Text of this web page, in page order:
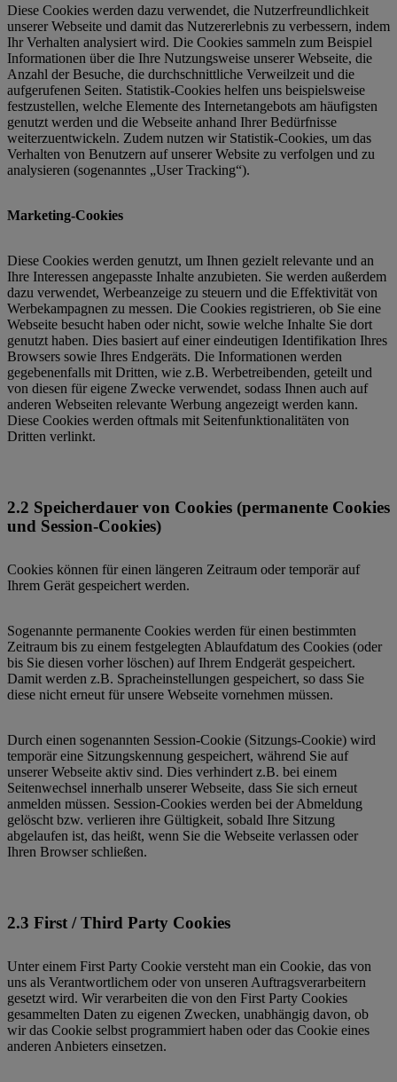
Diese Cookies werden dazu verwendet, die Nutzerfreundlichkeit
unserer Webseite und damit das Nutzererlebnis zu verbessern, indem
Ihr Verhalten analysiert wird. Die Cookies sammeln zum Beispiel
Informationen über die Ihre Nutzungsweise unserer Webseite, die
Anzahl der Besuche, die durchschnittliche Verweilzeit und die
aufgerufenen Seiten. Statistik-Cookies helfen uns beispielsweise
festzustellen, welche Elemente des Internetangebots am häufigsten
genutzt werden und die Webseite anhand Ihrer Bedürfnisse
weiterzuentwickeln. Zudem nutzen wir Statistik-Cookies, um das
Verhalten von Benutzern auf unserer Website zu verfolgen und zu
analysieren (sogenanntes „User Tracking“).
Marketing-Cookies
Diese Cookies werden genutzt, um Ihnen gezielt relevante und an
Ihre Interessen angepasste Inhalte anzubieten. Sie werden außerdem
dazu verwendet, Werbeanzeige zu steuern und die Effektivität von
Werbekampagnen zu messen. Die Cookies registrieren, ob Sie eine
Webseite besucht haben oder nicht, sowie welche Inhalte Sie dort
genutzt haben. Dies basiert auf einer eindeutigen Identifikation Ihres
Browsers sowie Ihres Endgeräts. Die Informationen werden
gegebenenfalls mit Dritten, wie z.B. Werbetreibenden, geteilt und
von diesen für eigene Zwecke verwendet, sodass Ihnen auch auf
anderen Webseiten relevante Werbung angezeigt werden kann.
Diese Cookies werden oftmals mit Seitenfunktionalitäten von
Dritten verlinkt.
2.2 Speicherdauer von Cookies (permanente Cookies
und Session-Cookies)
Cookies können für einen längeren Zeitraum oder temporär auf
Ihrem Gerät gespeichert werden.
Sogenannte permanente Cookies werden für einen bestimmten
Zeitraum bis zu einem festgelegten Ablaufdatum des Cookies (oder
bis Sie diesen vorher löschen) auf Ihrem Endgerät gespeichert.
Damit werden z.B. Spracheinstellungen gespeichert, so dass Sie
diese nicht erneut für unsere Webseite vornehmen müssen.
Durch einen sogenannten Session-Cookie (Sitzungs-Cookie) wird
temporär eine Sitzungskennung gespeichert, während Sie auf
unserer Webseite aktiv sind. Dies verhindert z.B. bei einem
Seitenwechsel innerhalb unserer Webseite, dass Sie sich erneut
anmelden müssen. Session-Cookies werden bei der Abmeldung
gelöscht bzw. verlieren ihre Gültigkeit, sobald Ihre Sitzung
abgelaufen ist, das heißt, wenn Sie die Webseite verlassen oder
Ihren Browser schließen.
2.3 First / Third Party Cookies
Unter einem First Party Cookie versteht man ein Cookie, das von
uns als Verantwortlichem oder von unseren Auftragsverarbeitern
gesetzt wird. Wir verarbeiten die von den First Party Cookies
gesammelten Daten zu eigenen Zwecken, unabhängig davon, ob
wir das Cookie selbst programmiert haben oder das Cookie eines
anderen Anbieters einsetzen.